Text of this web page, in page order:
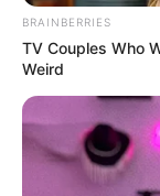
3 παιδιά της
Βαρύ πένθος
καθηγητή
BRAINBERRIES
TV Couples Who
Weird